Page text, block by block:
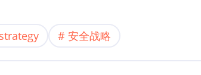
安全战略